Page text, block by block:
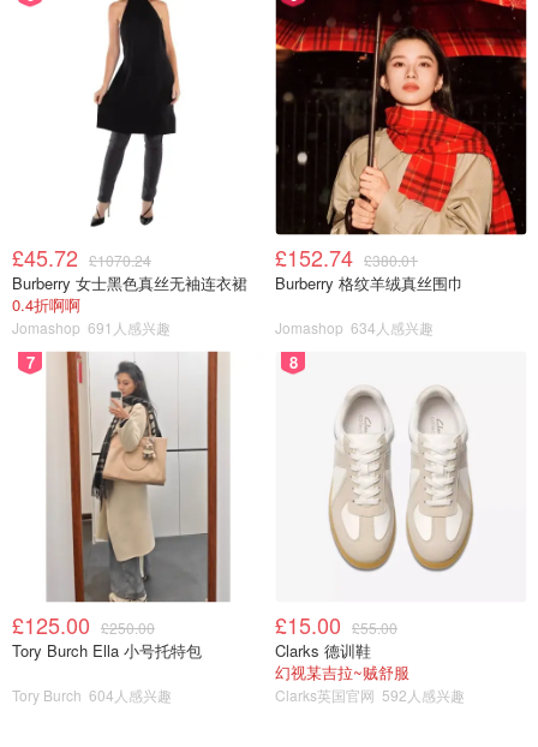
£45.72 £1070.24
Burberry 女士黑色真丝无袖连衣裙
0.4折啊啊
Jomashop 691人感兴趣
£152.74 £380.01
Burberry 格纹羊绒真丝围巾
Jomashop 634人感兴趣
7
£125.00 £250.00
Tory Burch Ella 小号托特包
Tory Burch 604人感兴趣
8
£15.00 £55.00
Clarks 德训鞋
幻视某吉拉~贼舒服
Clarks英国官网 592人感兴趣